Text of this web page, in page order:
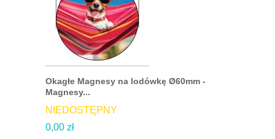
Okagłe Magnesy na lodówkę Ø60mm -
Magnesy...
NIEDOSTĘPNY
0,00 zł